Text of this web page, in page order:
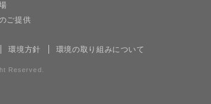
ご提供
環境方針 環境の取り組みについて
Reserved.